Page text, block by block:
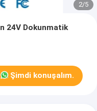
3/5
24V Dokunmatik
Şimdi konuşalım.